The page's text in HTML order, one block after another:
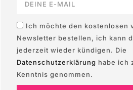
Ich möchte den kostenlosen
Newsletter bestellen, ich kann
jederzeit wieder kündigen. Die
Datenschutzerklärung habe ich
Kenntnis genommen.